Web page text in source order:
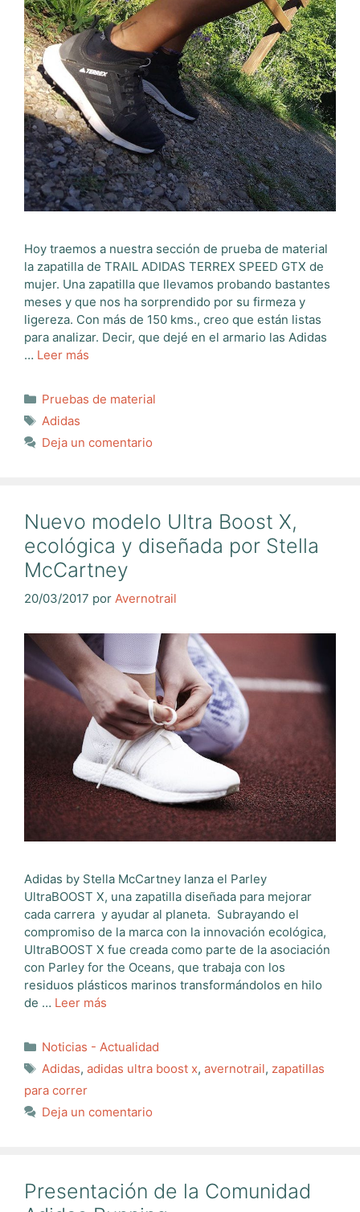
Hoy traemos a nuestra sección de prueba de material
la zapatilla de TRAIL ADIDAS TERREX SPEED GTX de
mujer. Una zapatilla que llevamos probando bastantes
meses y que nos ha sorprendido por su firmeza y
ligereza. Con más de 150 kms., creo que están listas
para analizar. Decir, que dejé en el armario las Adidas
… Leer más
Categorías
Pruebas de material
Etiquetas
Adidas
Deja un comentario
Nuevo modelo Ultra Boost X,
ecológica y diseñada por Stella
McCartney
20/03/2017 por Avernotrail
Adidas by Stella McCartney lanza el Parley
UltraBOOST X, una zapatilla diseñada para mejorar
cada carrera y ayudar al planeta. Subrayando el
compromiso de la marca con la innovación ecológica,
UltraBOOST X fue creada como parte de la asociación
con Parley for the Oceans, que trabaja con los
residuos plásticos marinos transformándolos en hilo
de … Leer más
Categorías
Noticias - Actualidad
Etiquetas
Adidas, adidas ultra boost x, avernotrail, zapatillas
para correr
Deja un comentario
Presentación de la Comunidad